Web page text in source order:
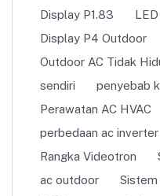
Display P1.83
Display P4 Outdoor
Outdoor AC Tidak
sendiri
penyebab
Perawatan AC HVAC
perbedaan ac
Rangka Videotron
ac outdoor
Sistem